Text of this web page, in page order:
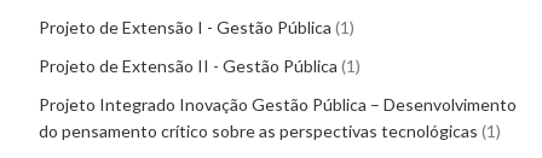
Projeto de Extensão I - Gestão Pública 1
Projeto de Extensão II - Gestão Pública 1
Projeto Integrado Inovação Gestão Pública – Desenvolvimento
do pensamento crítico sobre as perspectivas tecnológicas 1